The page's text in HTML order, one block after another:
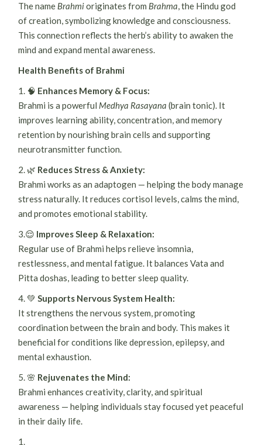
The name Brahmioriginates from Brahma, the Hindu god
of creation, symbolizing knowledge and consciousness.
This connection reflects the herb’s ability to awaken the
mind and expand mental awareness.
Health Benefits of Brahmi
1. 🧠 Enhances Memory & Focus:
Brahmi is a powerful Medhya Rasayana (brain tonic). It
improves learning ability, concentration, and memory
retention by nourishing brain cells and supporting
neurotransmitter function.
2. 🌿 Reduces Stress & Anxiety:
Brahmi works as an adaptogen — helping the body manage
stress naturally. It reduces cortisol levels, calms the mind,
and promotes emotional stability.
3.😌 Improves Sleep & Relaxation:
Regular use of Brahmi helps relieve insomnia,
restlessness, and mental fatigue. It balances Vata and
Pitta doshas, leading to better sleep quality.
4. 💚Supports Nervous System Health:
It strengthens the nervous system, promoting
coordination between the brain and body. This makes it
beneficial for conditions like depression, epilepsy, and
mental exhaustion.
5. 🌸 Rejuvenates the Mind:
Brahmi enhances creativity, clarity, and spiritual
awareness — helping individuals stay focused yet peaceful
in their daily life.